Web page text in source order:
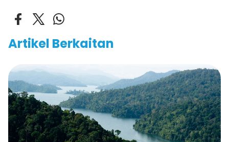
Artikel Berkaitan